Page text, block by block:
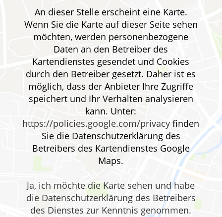
Krankheiten & Therapie
GESUND IM ALTER
WELLNESS
An dieser Stelle erscheint eine Karte.
Wenn Sie die Karte auf dieser Seite sehen
möchten, werden personenbezogene
Daten an den Betreiber des
Kartendienstes gesendet und Cookies
durch den Betreiber gesetzt. Daher ist es
möglich, dass der Anbieter Ihre Zugriffe
speichert und Ihr Verhalten analysieren
kann. Unter:
https://policies.google.com/privacy finden
Sie die Datenschutzerklärung des
Betreibers des Kartendienstes Google
Maps.
Ja, ich möchte die Karte sehen und habe
die Datenschutzerklärung des Betreibers
des Dienstes zur Kenntnis genommen.